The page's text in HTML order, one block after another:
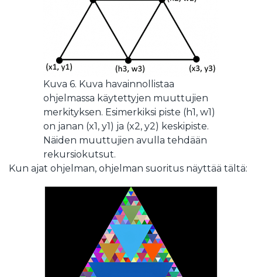
Kuva 6. Kuva havainnollistaa
ohjelmassa käytettyjen muuttujien
merkityksen. Esimerkiksi piste (h1, w1)
on janan (x1, y1) ja (x2, y2) keskipiste.
Näiden muuttujien avulla tehdään
rekursiokutsut.
Kun ajat ohjelman, ohjelman suoritus näyttää tältä: